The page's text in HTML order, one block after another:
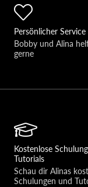
Persönlicher Service
Bobby und Alina
gerne
Kostenlose
Tutorials
Schau dir Alinas
Schulungen und